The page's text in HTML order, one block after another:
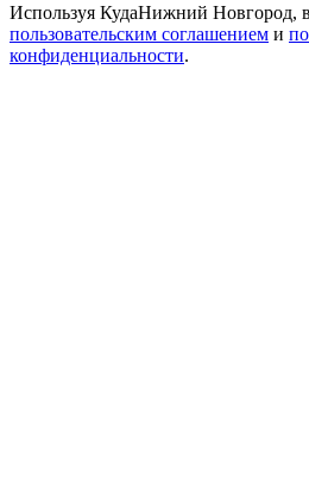
Используя КудаНижний Новгород,
пользовательским соглашением и
конфиденциальности.